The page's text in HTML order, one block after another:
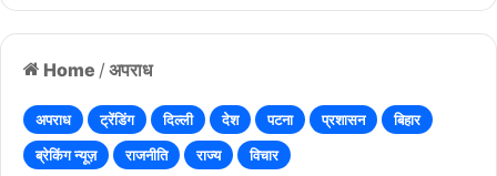
Home / अपराध
अपराध ट्रेंडिंग दिल्ली देश पटना प्रशासन
बिहार
ब्रेकिंग न्यूज़
राजनीति राज्य विचार